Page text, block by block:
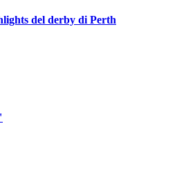
del derby di Perth